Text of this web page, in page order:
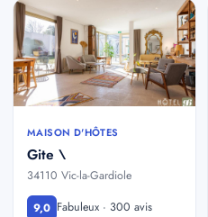
MAISON D'HÔTES
Gite \
34110 Vic-la-Gardiole
9,0 Fabuleux · 300 avis